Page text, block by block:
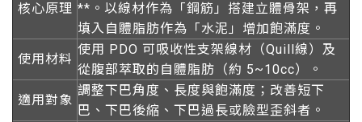
核心原理 **。以線材作為「鋼筋」搭建立體骨架，再
填入自體脂肪作為「水泥」增加飽滿度。
使用材料
使用 PDO 可吸收性支架線材（Quill線）及
從腹部萃取的自體脂肪（約 5~10cc）。
適用對象
調整下巴角度、長度與飽滿度；改善短下
巴、下巴後縮、下巴過長或臉型歪斜者。